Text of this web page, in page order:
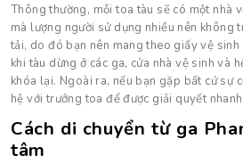
Thông thường, mỗi toa tàu sẽ có một nhà
mà lượng người sử dụng nhiều nên không
tải, do đó bạn nên mang theo giấy vệ sinh
khi tàu dừng ở các ga, cửa nhà vệ sinh và
khóa lại. Ngoài ra, nếu bạn gặp bất cứ sự
hệ với trưởng toa để được giải quyết
Cách di chuyển từ ga
tâm